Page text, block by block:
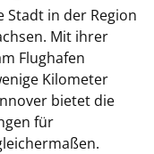
Stadt in der Region
Mit ihrer
Flughafen
Kilometer
bietet die
für